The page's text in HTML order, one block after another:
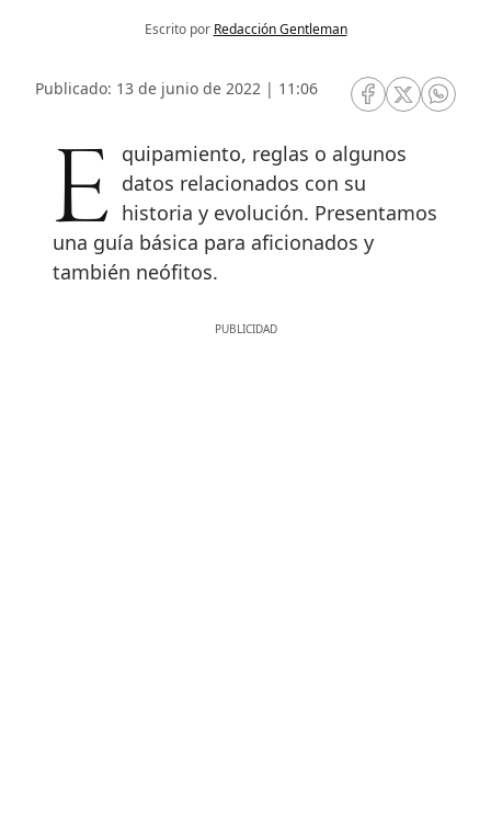
Escrito por Redacción Gentleman
Publicado: 13 de junio de 2022 | 11:06
RRSS Facebook
RRSSRRSS
Equipamiento, reglas o algunos datos relacionados con su
historia y evolución. Presentamos
una guía básica para aficionados y
también neófitos.